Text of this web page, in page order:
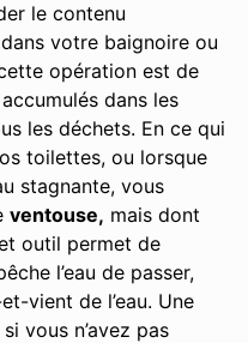
le contenu
votre baignoire ou
opération est de
dans les
les déchets. En ce qui
toilettes, ou lorsque
stagnante, vous
ventouse, mais dont
outil permet de
l’eau de passer,
vient de l’eau. Une
vous n’avez pas